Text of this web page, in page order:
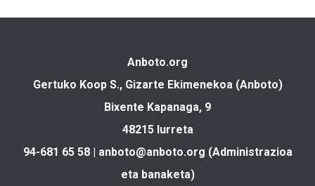
Anboto.org
Gertuko Koop S., Gizarte Ekimenekoa (Anboto)
Bixente Kapanaga, 9
48215 Iurreta
94-681 65 58 | anboto@anboto.org (Administrazioa
eta banaketa)